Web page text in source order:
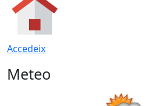
Accedeix
Meteo